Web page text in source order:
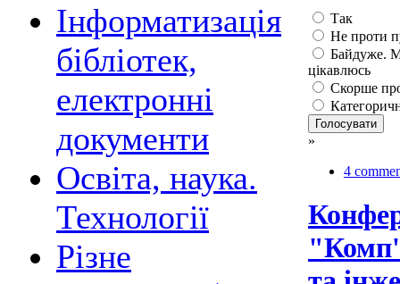
Інформатизація
бібліотек,
електронні
документи
Освіта, наука.
Технології
Різне
Так
Не проти
Байдуже.
цікавлюсь
Скорше
»
4